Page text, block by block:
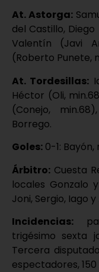
At. Astorga:
del Castillo,
Valentín (Javi
(Roberto Punete,
At. Tordesillas:
Héctor (Oli,
(Conejo,
Borrego.
Goles: 0-1: Bayón,
Árbitro: Cuesta
locales Gonzalo
Joni, Sergio, Iago y
Incidencias:
trigésimo sexta
Tercera
espectadores,